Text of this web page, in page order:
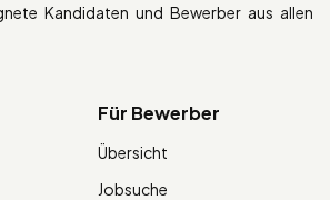
Kandidaten und Bewerber aus allen
Für Bewerber
Übersicht
Jobsuche